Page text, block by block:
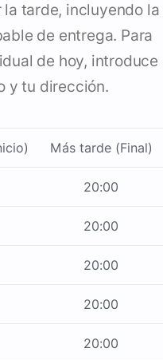
la tarde, incluyendo la
de entrega. Para
de hoy, introduce
y tu dirección.
Más tarde (Final)
20:00
20:00
20:00
20:00
20:00